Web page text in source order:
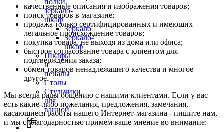
полки,
зеркало-
шкаф
Зеркало
Зеркало-
шкаф
Шкафы
и
пеналы
Столы
Стульчики
для
ванной
качественные описания и изображения товаров;
поиск товаров в магазине;
продажа только сертифицированных и имеющих
легальное происхождение товаров;
покупка товара, не выходя из дома или офиса;
быстрое согласование товара с клиентом для
подтверждения заказа;
обмен товаров ненадлежащего качества и многое
другое.
Мы всегда рады общению с нашими клиентами. Если у вас
есть какие-либо пожелания, предложения, замечания,
касающиеся работы нашего Интернет-магазина - пишите нам,
и мы с благодарностью примем ваше мнение во внимание: